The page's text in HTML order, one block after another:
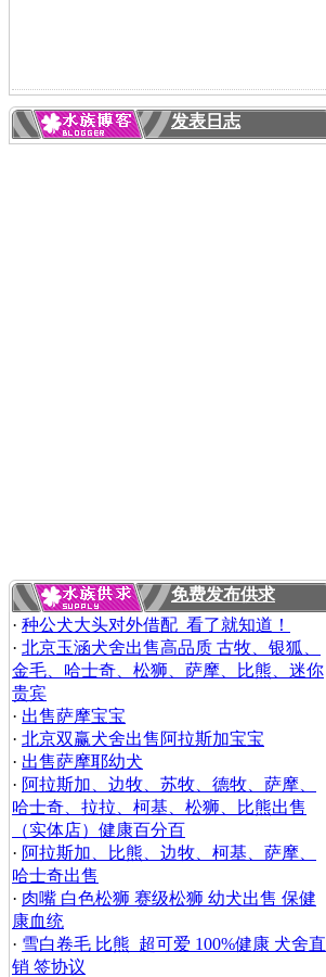
发表日志
免费发布供求
· 种公犬大头对外借配 看了就知道！
· 北京玉涵犬舍出售高品质 古牧、银狐、
金毛、哈士奇、松狮、萨摩、比熊、迷你
贵宾
· 出售萨摩宝宝
· 北京双赢犬舍出售阿拉斯加宝宝
· 出售萨摩耶幼犬
· 阿拉斯加、边牧、苏牧、德牧、萨摩、
哈士奇、拉拉、柯基、松狮、比熊出售
（实体店）健康百分百
· 阿拉斯加、比熊、边牧、柯基、萨摩、
哈士奇出售
· 肉嘴 白色松狮 赛级松狮 幼犬出售 保健
康血统
· 雪白卷毛 比熊 超可爱 100%健康 犬舍直
销 签协议